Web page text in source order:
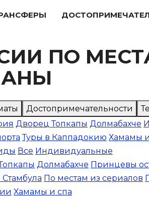
ПО
Достопримечательности
Дворец Топкапы Долмабахче
Туры в Каппадокию Хамамы
Все Индивидуальные
Долмабахче Принцевы
По местам из сериалов
Хамамы и спа